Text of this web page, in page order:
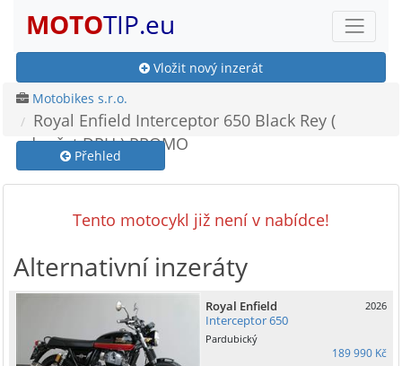
MOTOTIP.eu
Vložit nový inzerát
Motobikes s.r.o.
Royal Enfield Interceptor 650 Black Rey (
odpočet DPH ) PROMO
Přehled
Tento motocykl již není v nabídce!
Alternativní inzeráty
Royal Enfield
Interceptor 650
2026
Pardubický
189 990 Kč